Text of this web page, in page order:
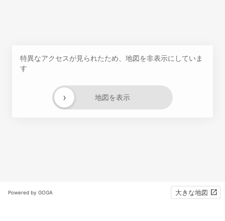
特異なアクセスが見られたため、地図を非表示にしていま
す
地図を表示
›
Powered by GOGA 大きな地図